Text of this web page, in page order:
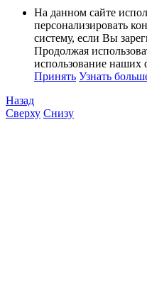
На данном сайте
персонализировать
систему, если Вы
Продолжая
использование наших
Принять Узнать
Назад
Сверху Снизу